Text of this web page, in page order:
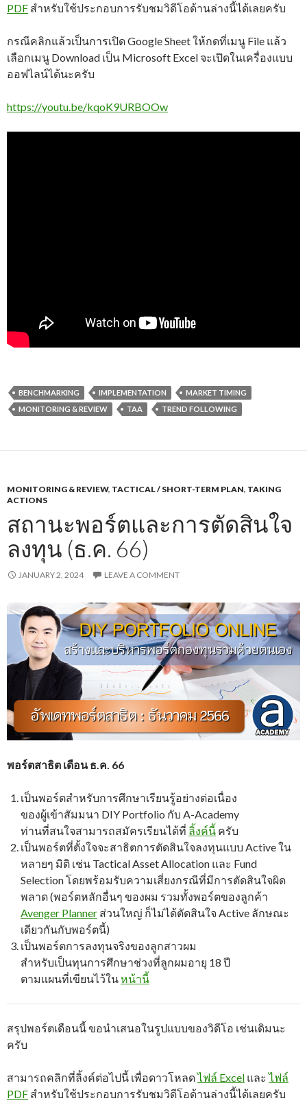
PDF สำหรับใช้ประกอบการรับชมวิดีโอด้านล่างนี้ได้เลยครับ
กรณีคลิกแล้วเป็นการเปิด Google Sheet ให้กดที่เมนู File แล้ว
เลือกเมนู Download เป็น Microsoft Excel จะเปิดในเครื่องแบบ
ออฟไลน์ได้นะครับ
https://youtu.be/kqoK9URBOOw
BENCHMARKING IMPLEMENTATION
MARKET TIMING
MONITORING & REVIEW
TAA TREND FOLLOWING
MONITORING & REVIEW, TACTICAL / SHORT-TERM PLAN, TAKING
ACTIONS
สถานะพอร์ตและการตัดสินใจ
ลงทุน (ธ.ค. 66)
JANUARY 2, 2024 LEAVE A COMMENT
พอร์ตสาธิต เดือน ธ.ค. 66
เป็นพอร์ตสำหรับการศึกษาเรียนรู้อย่างต่อเนื่อง
ของผู้เข้าสัมมนา DIY Portfolio กับ A-Academy
ท่านที่สนใจสามารถสมัครเรียนได้ที่ ลิ้งค์นี้ ครับ
เป็นพอร์ตที่ตั้งใจจะสาธิตการตัดสินใจลงทุนแบบ Active ใน
หลายๆ มิติ เช่น Tactical Asset Allocation และ Fund
Selection โดยพร้อมรับความเสี่ยงกรณีที่มีการตัดสินใจผิด
พลาด (พอร์ตหลักอื่นๆ ของผม รวมทั้งพอร์ตของลูกค้า
Avenger Planner ส่วนใหญ่ ก็ไม่ได้ตัดสินใจ Active ลักษณะ
เดียวกันกับพอร์ตนี้)
เป็นพอร์ตการลงทุนจริงของลูกสาวผม
สำหรับเป็นทุนการศึกษาช่วงที่ลูกผมอายุ 18 ปี
ตามแผนที่เขียนไว้ในหน้านี้
สรุปพอร์ตเดือนนี้ ขอนำเสนอในรูปแบบของวิดีโอ เช่นเดิมนะ
ครับ
สามารถคลิกที่ลิ้งค์ต่อไปนี้ เพื่อดาวโหลดไฟล์ Excel และไฟล์
PDF สำหรับใช้ประกอบการรับชมวิดีโอด้านล่างนี้ได้เลยครับ